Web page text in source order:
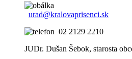
urad@kralovaprisenci.sk
02 2129 2210
JUDr. Dušan Šebok, starosta